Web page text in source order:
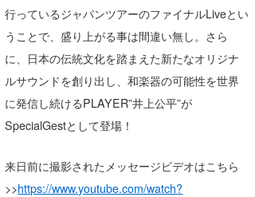
行っているジャパンツアーのファイナルLiveとい
うことで、盛り上がる事は間違い無し。さら
に、日本の伝統文化を踏まえた新たなオリジナ
ルサウンドを創り出し、和楽器の可能性を世界
に発信し続けるPLAYER”井上公平”が
SpecialGestとして登場！
来日前に撮影されたメッセージビデオはこちら
>>https://www.youtube.com/watch?
mitsuteru Kamio
Yasunari Inoue
Yoshiyuki Obata
arukasvision
CBA Films
SURFMEDIA
Colors MAGAZINE
WAVAL
波伝説アンバサダー/プロライダー
福島寿実子
中浦“JET”章
嵯峨明日香
田原啓江
波伝説スタッフ
☆加藤
+☆maki☆+
chan-U
波伝説